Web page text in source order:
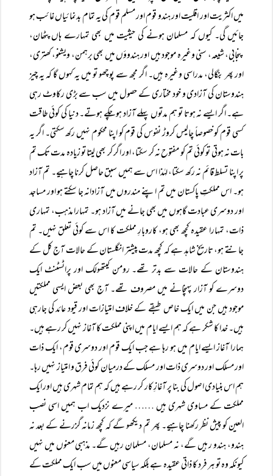
میں اکثریت اور اقلیت اور ہندو قوم اور مسلم قوم کی یہ تمام بدنمائیاں غائب ہو
جائیں گی۔ کیوں کہ مسلمان ہونے کی حیثیت میں بھی تمہارے ہاں پٹھان،
پنجابی، شیعہ، سنی وغیرہ موجود ہیں اور ہندوؤں میں بھی برہمن، ویشنو، کھتری،
اور پھر بنگالی، مدراسی وغیرہ ہیں۔ اگر مجھ سے پوچھو تو میں یہ کہوں گا کہ یہ چیز
ہندوستان کی آزادی و خود مختاری کے حصول میں سب سے بڑی رکاوٹ رہی
ہے۔ اگر ایسے نہ ہوتا تو ہم مدتوں پہلے آزاد ہو چکے ہوتے۔ دنیا کی کوئی طاقت
کسی قوم کو خصوصاً‌ چالیس کروڑ نفوس کی قوم کو اپنا محکوم نہیں رکھ سکتی۔ اگر یہ
بات نہ ہوتی تو کوئی تم کو مفتوح نہ کر سکتا، اور اگر کر بھی لیتا تو زیادہ مدت تک تم
پر اپنا تسلط قائم نہ رکھ سکتا، لہٰذا اس سے ہمیں سبق حاصل کرنا چاہیے۔ تم آزاد
ہو۔ اس مملکتِ پاکستان میں تم اپنے مندروں میں آزادانہ جا سکتے ہو اور مساجد
اور دوسری عبادت گاہوں میں بھی جانے میں آزاد ہو۔ تمہارا مذہب، تمہاری
ذات، تمہارا عقیدہ کچھ بھی ہو، کاروبارِ مملکت کا اس سے کوئی تعلق نہیں۔ تم
جانتے ہو، تاریخ شاہد ہے کہ کچھ مدت پیشتر انگلستان کے حالات آج کل کے
ہندوستان کے حالات سے بدتر تھے۔ رومن کیتھولک اور پراٹسٹنٹ ایک
دوسرے کو آزار پہنچانے میں مصروف تھے۔ آج بھی بعض ایسی مملکتیں
موجود ہیں جن میں ایک خاص طبقے کے خلاف امتیازات اور قیود عائد کی جارہی
ہیں۔ خدا کا شکر ہے کہ ہم ایسے ایام میں اپنی مملکت کا آغاز نہیں کر رہے ہیں۔
ہمارا آغاز ایسے ایام میں ہو رہا ہے جب ایک قوم اور دوسری قوم، ایک ذات
اور مسلک اور دوسری ذات اور مسلک کے درمیان کوئی فرق و امتیاز نہیں رہا۔
ہم اس بنیادی اصول کی بنا پر آغازِ کار کر رہے ہیں کہ ہم تمام شہری ہیں اور ایک
مملکت کے مساوی شہری ہیں …… میرے نزدیک اب ہمیں اسی نصب
العین کو پیش نظر رکھنا چاہیے۔ پھر تم دیکھو گے کہ کچھ زمانہ گزرنے کے بعد نہ
ہندو، ہندو ر ہیں گے، نہ مسلمان، مسلمان رہیں گے۔ مذہبی معنوں میں نہیں
کیونکہ وہ تو ہر فرد کا ذاتی عقیدہ ہے بلکہ سیاسی معنوں میں سب ایک مملکت کے